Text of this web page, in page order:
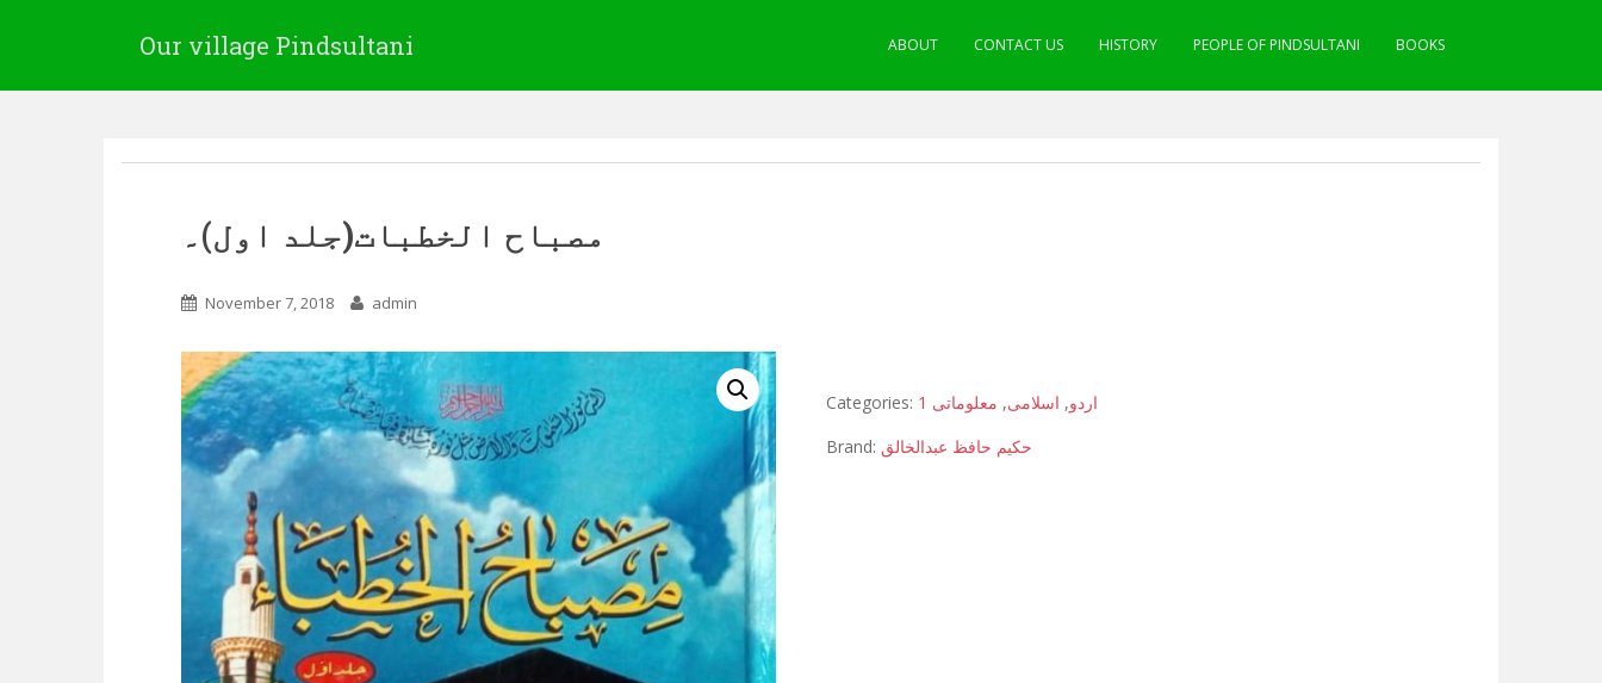
Our village Pindsultani ABOUT CONTACT US HISTORY PEOPLE OF PINDSULTANI BOOKS
مصباح الخطبات(جلد اول)۔
November 7, 2018 admin
Categories: اردو, اسلامی, معلوماتی 1
Brand: حکیم حافظ عبدالخالق